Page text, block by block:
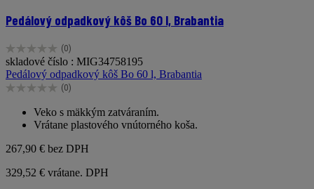
Pedálový odpadkový kôš Bo 60 l, Brabantia
(0)
0.0
z
5
hviezdičiek.
skladové číslo : MIG34758195
Pedálový odpadkový kôš Bo 60 l, Brabantia
(0)
0.0
hviezdičiek.
Veko s mäkkým zatváraním.
Vrátane plastového vnútorného koša.
267,90 € bez DPH
329,52 € vrátane. DPH